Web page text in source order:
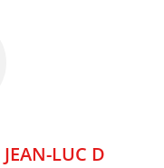
JEAN-LUC D